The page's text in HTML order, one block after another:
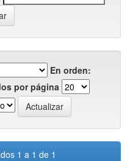
En orden:
por página
1 a 1 de 1